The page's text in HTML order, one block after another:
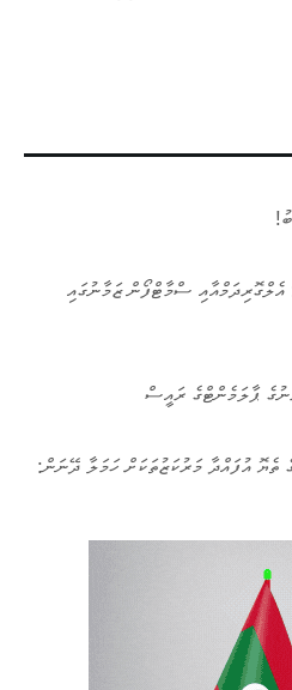
ސްމާޓްފޯން ޒަމާނުގައި
ޕާލަމެންޓްގެ ރައީސް
ތެޔޮ އުފައްދާ މަރުކަޒުތަކަށް ހަމަލާ ދޭނަން: